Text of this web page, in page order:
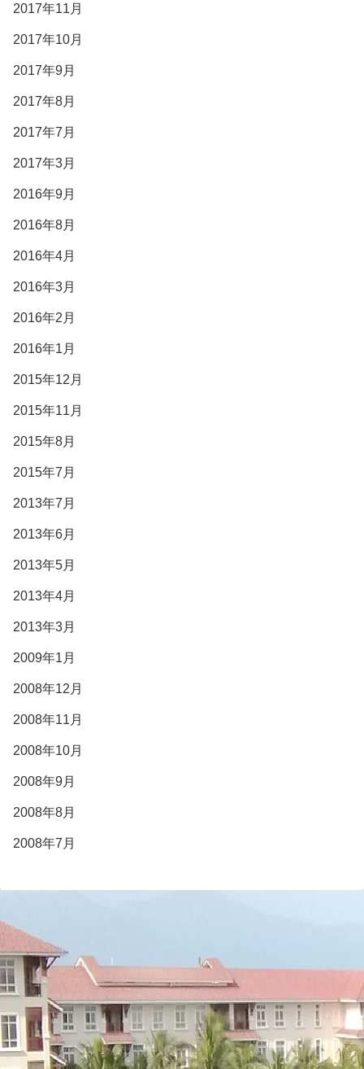
2017年11月
2017年10月
2017年9月
2017年8月
2017年7月
2017年3月
2016年9月
2016年8月
2016年4月
2016年3月
2016年2月
2016年1月
2015年12月
2015年11月
2015年8月
2015年7月
2013年7月
2013年6月
2013年5月
2013年4月
2013年3月
2009年1月
2008年12月
2008年11月
2008年10月
2008年9月
2008年8月
2008年7月